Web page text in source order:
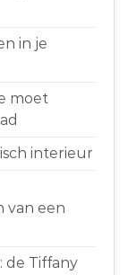
in je
moet
interieur
van een
de Tiffany